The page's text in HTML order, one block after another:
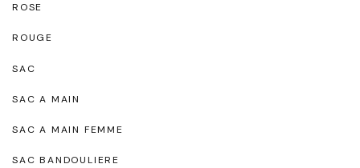
ROSE
ROUGE
SAC
SAC A MAIN
SAC A MAIN FEMME
SAC BANDOULIERE